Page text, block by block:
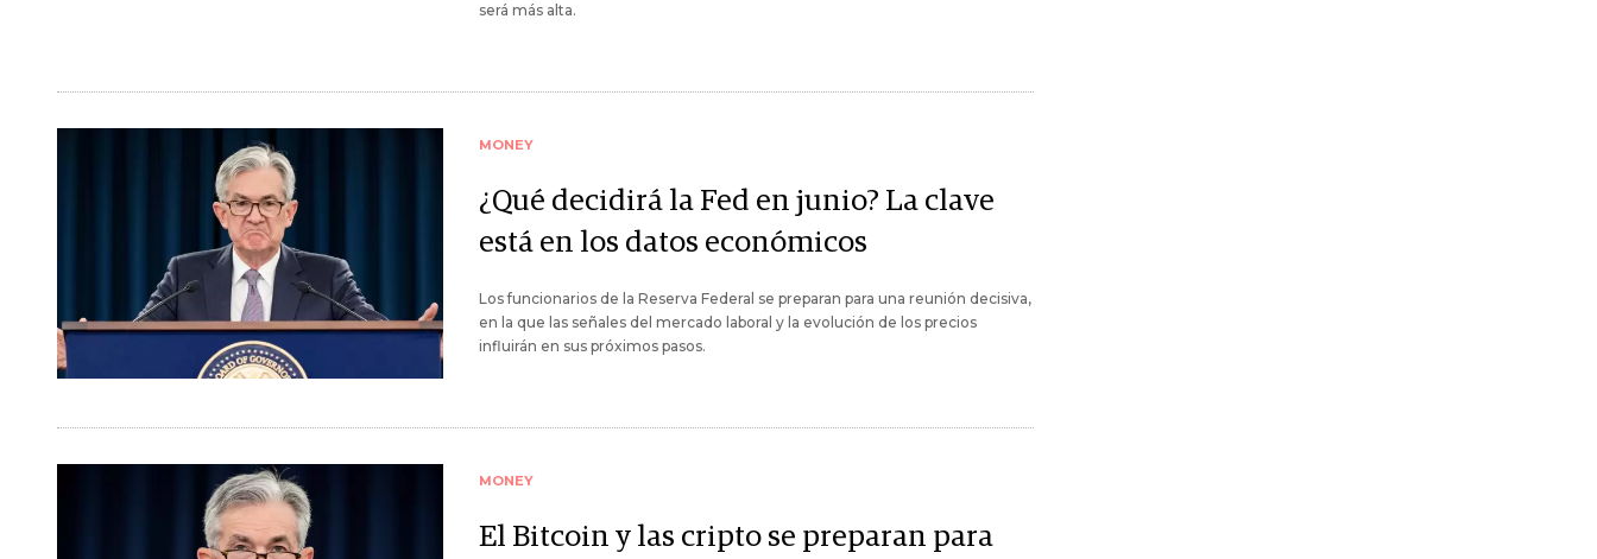
será más alta.
MONEY
¿Qué decidirá la Fed en junio? La clave
está en los datos económicos
Los funcionarios de la Reserva Federal se preparan para una reunión decisiva,
en la que las señales del mercado laboral y la evolución de los precios
influirán en sus próximos pasos.
MONEY
El Bitcoin y las cripto se preparan para